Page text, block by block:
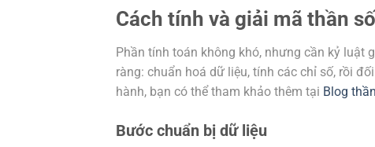
Cách tính và giải mã thần
Phần tính toán không khó, nhưng cần kỷ luật
ràng: chuẩn hoá dữ liệu, tính các chỉ số, rồi
hành, bạn có thể tham khảo thêm tại Blog
Bước chuẩn bị dữ liệu